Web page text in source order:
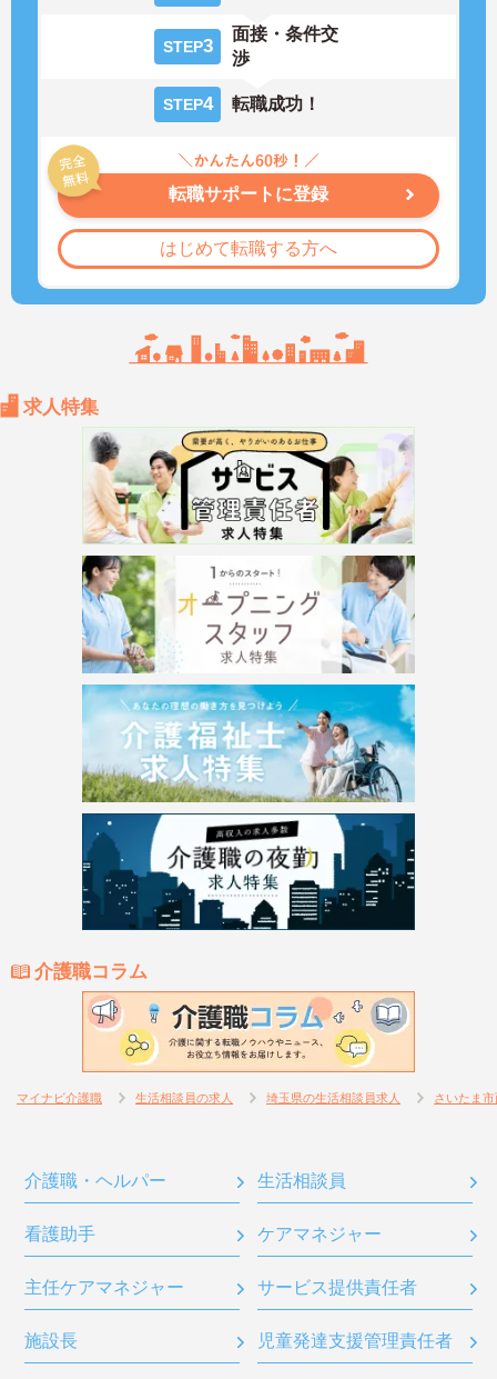
STEP3
面接・条件交
渉
STEP4 転職成功！
転職サポートに登録
はじめて転職する方へ
求人特集
介護職コラム
マイナビ介護職 生活相談員の求人 埼玉県の生活相談員求人 さいたま
介護職・ヘルパー 生活相談員
看護助手 ケアマネジャー
主任ケアマネジャー サービス提供責任者
施設長 児童発達支援管理責任者